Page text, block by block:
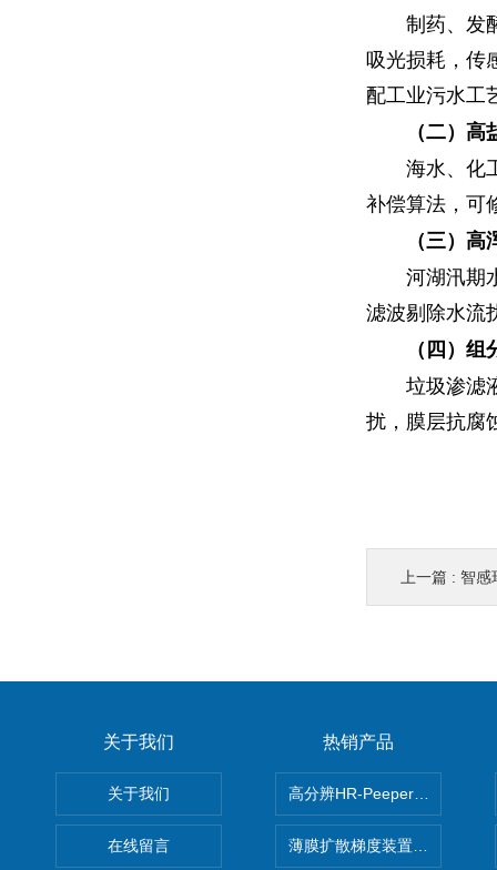
制药、发
吸光损耗，传
配工业污水工
（二）
海水、化
补偿算法，可
（三）
河湖汛期
滤波剔除水流
（四）
垃圾渗滤
扰，膜层抗腐
上一篇 : 智感环
关于我们
关于我们
在线留言
热销产品
高分辨HR-Peeper采样器孔隙
薄膜扩散梯度装置 Agl DGT